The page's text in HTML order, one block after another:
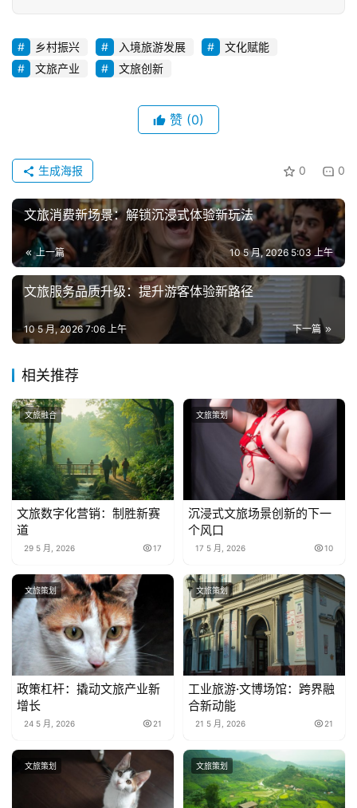
乡村振兴 入境旅游发展
文化赋能
文旅产业
文旅创新
赞 (0)
0 0
生成海报
文旅消费新场景：解锁沉浸式体验新玩法
上一篇 10 5 月, 2026 5:03 上午
文旅服务品质升级：提升游客体验新路径
下一篇
10 5 月, 2026 7:06 上午
相关推荐
文旅融合
文旅数字化营销：制胜新赛
道
29 5 月, 2026 17
文旅策划
沉浸式文旅场景创新的下一
个风口
17 5 月, 2026 10
文旅策划
政策杠杆：撬动文旅产业新
增长
24 5 月, 2026 21
文旅策划
工业旅游·文博场馆：跨界融
合新动能
21 5 月, 2026 21
文旅策划 文旅策划